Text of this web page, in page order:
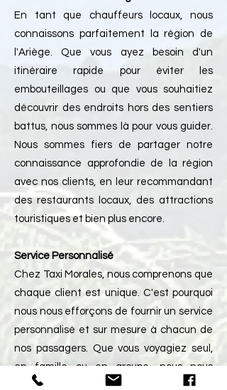
En tant que chauffeurs locaux, nous
connaissons parfaitement la région de
l'Ariège. Que vous ayez besoin d'un
itinéraire rapide pour éviter les
embouteillages ou que vous souhaitiez
découvrir des endroits hors des sentiers
battus, nous sommes là pour vous guider.
Nous sommes fiers de partager notre
connaissance approfondie de la région
avec nos clients, en leur recommandant
des restaurants locaux, des attractions
touristiques et bien plus encore.
Service Personnalisé
Chez Taxi Morales, nous comprenons que
chaque client est unique. C'est pourquoi
nous nous efforçons de fournir un service
personnalisé et sur mesure à chacun de
nos passagers. Que vous voyagiez seul,
en famille ou en groupe, nous nous
assurons de répondre à tous vos besoins